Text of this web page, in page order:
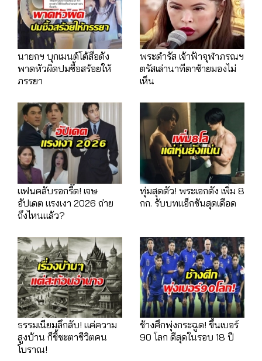
นายกฯ บุกเมนต์โต้สื่อดัง
พาดหัวผิดปมซื้อสร้อยให้
ภรรยา
พระดำรัส เจ้าฟ้าจุฬาภรณฯ
ตรัสเล่านาทีตาซ้ายมองไม่
เห็น
แฟนคลับรอกรี๊ด! เจษ
อัปเดต แรงเงา 2026 ถ่าย
ถึงไหนแล้ว?
ทุ่มสุดตัว! พระเอกดัง เพิ่ม 8
กก. รับบทแอ็กชันสุดเดือด
ธรรมเนียมลึกลับ! แค่ความ
สูงบ้าน ก็ชี้ชะตาชีวิตคน
โบราณ!
ช้างศึกพุ่งกระฉูด! ขึ้นเบอร์
90 โลก ดีสุดในรอบ 18 ปี